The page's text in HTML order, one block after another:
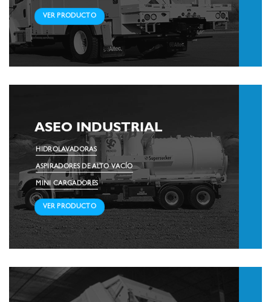
VER PRODUCTO
ASEO INDUSTRIAL
HIDROLAVADORAS
ASPIRADORES DE ALTO VACÍO
MINI CARGADORES
VER PRODUCTO